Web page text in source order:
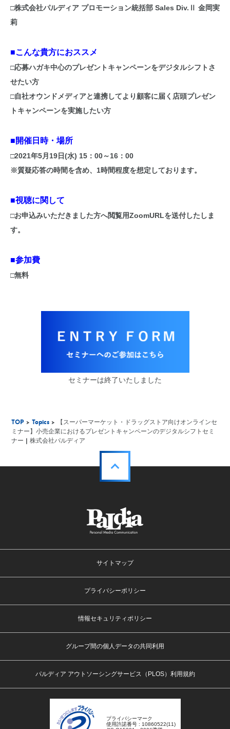
□株式会社パルディア プロモーション統括部 Sales Div.Ⅱ 金岡実
莉
■こんな貴方におススメ
□応募ハガキ中心のプレゼントキャンペーンをデジタルシフトさ
せたい方
□自社オウンドメディアと連携してより顧客に届く店頭プレゼン
トキャンペーンを実施したい方
■開催日時・場所
□2021年5月19日(水) 15：00～16：00
※質疑応答の時間を含め、1時間程度を想定しております。
■視聴に関して
□お申込みいただきました方へ閲覧用ZoomURLを送付したしま
す。
■参加費
□無料
セミナーは終了いたしました
TOP >Topics > 【スーパーマーケット・ドラッグストア向けオンラインセ
ミナー】小売企業におけるプレゼントキャンペーンのデジタルシフトセミ
ナー | 株式会社パルディア
サイトマップ
プライバシーポリシー
情報セキュリティポリシー
グループ間の個人データの共同利用
パルディア アウトソーシングサービス（PLOS）利用規約
プライバシーマーク
使用許諾番号 : 10860522(11)